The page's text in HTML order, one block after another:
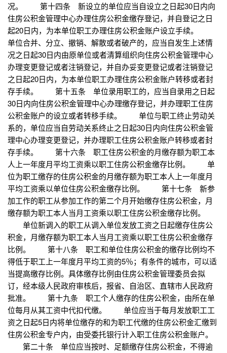
况。 第十四条 新设立的单位应当自设立之日起30日内向
住房公积金管理中心办理住房公积金缴存登记，并自登记之日
起20日内，为本单位职工办理住房公积金账户设立手续。
单位合并、分立、撤销、解散或者破产的，应当自发生上述情
况之日起30日内由原单位或者清算组织向住房公积金管理中心
办理变更登记或者注销登记，并自办妥变更登记或者注销登记
之日起20日内，为本单位职工办理住房公积金账户转移或者封
存手续。 第十五条 单位录用职工的，应当自录用之日起
30日内向住房公积金管理中心办理缴存登记，并办理职工住房
公积金账户的设立或者转移手续。 单位与职工终止劳动关
系的，单位应当自劳动关系终止之日起30日内向住房公积金管
理中心办理变更登记，并办理职工住房公积金账户转移或者封
存手续。 第十六条 职工住房公积金的月缴存额为职工本
人上一年度月平均工资乘以职工住房公积金缴存比例。 单
位为职工缴存的住房公积金的月缴存额为职工本人上一年度月
平均工资乘以单位住房公积金缴存比例。 第十七条 新参
加工作的职工从参加工作的第二个月开始缴存住房公积金，月
缴存额为职工本人当月工资乘以职工住房公积金缴存比例。
单位新调入的职工从调入单位发放工资之日起缴存住房公
积金，月缴存额为职工本人当月工资乘以职工住房公积金缴存
比例。 第十八条 职工和单位住房公积金的缴存比例均不
得低于职工上一年度月平均工资的5％；有条件的城市，可以适
当提高缴存比例。具体缴存比例由住房公积金管理委员会拟
订，经本级人民政府审核后，报省、自治区、直辖市人民政府
批准。 第十九条 职工个人缴存的住房公积金，由所在单
位每月从其工资中代扣代缴。 单位应当于每月发放职工工
资之日起5日内将单位缴存的和为职工代缴的住房公积金汇缴到
住房公积金专户内，由受委托银行计入职工住房公积金账户。
第二十条 单位应当按时、足额缴存住房公积金，不得逾